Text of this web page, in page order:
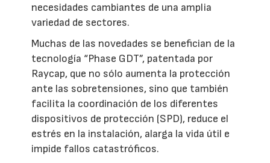
necesidades cambiantes de una amplia
variedad de sectores.
Muchas de las novedades se benefician de la
tecnología “Phase GDT”, patentada por
Raycap, que no sólo aumenta la protección
ante las sobretensiones, sino que también
facilita la coordinación de los diferentes
dispositivos de protección (SPD), reduce el
estrés en la instalación, alarga la vida útil e
impide fallos catastróficos.